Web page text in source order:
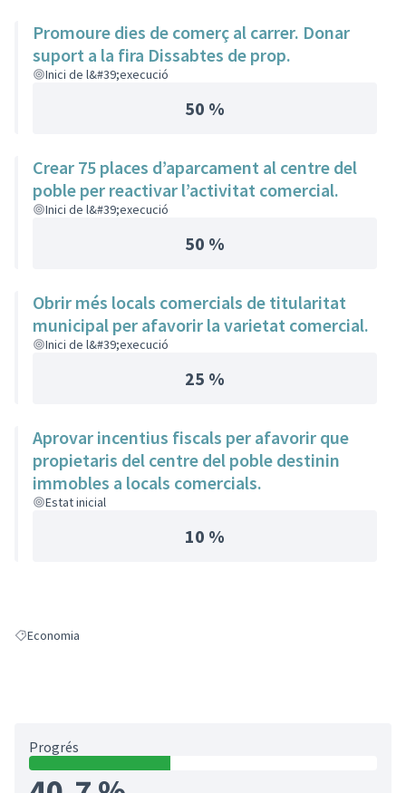
Promoure dies de comerç al carrer. Donar
suport a la fira Dissabtes de prop.
Inici de l&#39;execució
50 %
Crear 75 places d’aparcament al centre del
poble per reactivar l’activitat comercial.
Inici de l&#39;execució
50 %
Obrir més locals comercials de titularitat
municipal per afavorir la varietat comercial.
Inici de l&#39;execució
25 %
Aprovar incentius fiscals per afavorir que
propietaris del centre del poble destinin
immobles a locals comercials.
Estat inicial
10 %
Resultats en filtrar per: Economia
Economia
Progrés